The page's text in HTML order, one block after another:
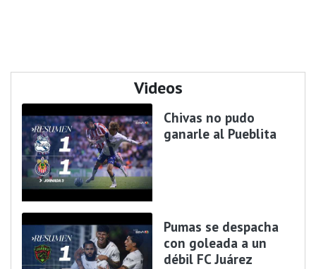
Videos
Chivas no pudo
ganarle al Pueblita
Pumas se despacha
con goleada a un
débil FC Juárez